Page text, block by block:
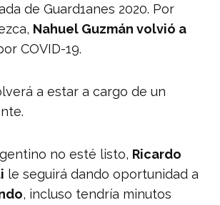
de Guard1anes 2020. Por
Nahuel Guzmán volvió a
COVID-19.
a estar a cargo de un
no esté listo, Ricardo
le seguirá dando oportunidad a
, incluso tendría minutos